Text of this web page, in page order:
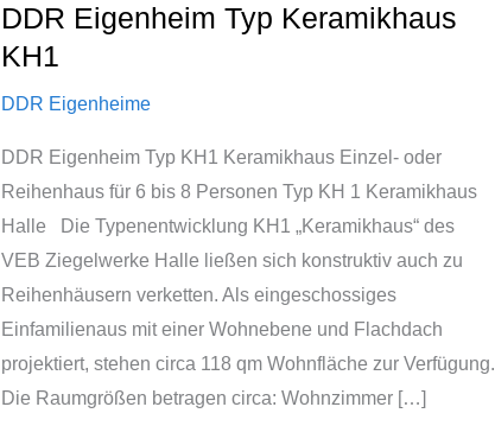
DDR Eigenheim Typ Keramikhaus
KH1
DDR Eigenheime
DDR Eigenheim Typ KH1 Keramikhaus Einzel- oder
Reihenhaus für 6 bis 8 Personen Typ KH 1 Keramikhaus
Halle Die Typenentwicklung KH1 „Keramikhaus“ des
VEB Ziegelwerke Halle ließen sich konstruktiv auch zu
Reihenhäusern verketten. Als eingeschossiges
Einfamilienaus mit einer Wohnebene und Flachdach
projektiert, stehen circa 118 qm Wohnfläche zur Verfügung.
Die Raumgrößen betragen circa: Wohnzimmer […]
Typ
Keramikhaus
KH1